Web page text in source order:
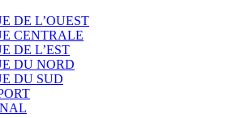
DE L’OUEST
CENTRALE
DE L’EST
DU NORD
DU SUD